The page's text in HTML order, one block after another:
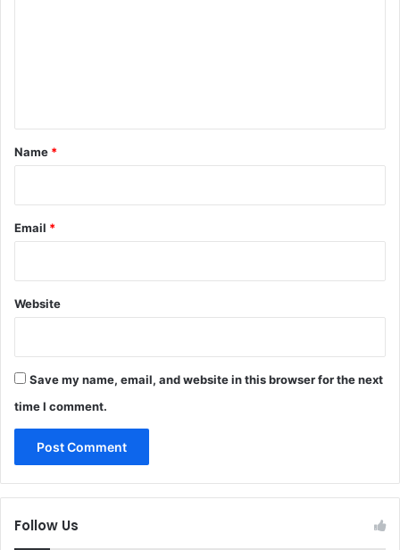
*
Name *
Email *
Website
Save my name, email, and website in this browser for the next
time I comment.
Follow Us